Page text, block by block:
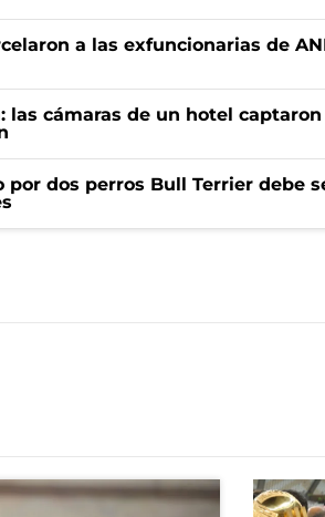
a las exfuncionarias de
las cámaras de un hotel
dos perros Bull Terrier debe